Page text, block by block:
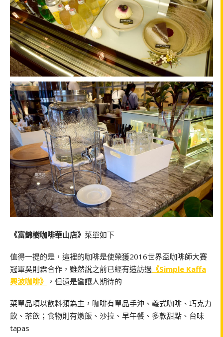
《富錦樹咖啡華山店》 菜單如下
值得一提的是，這裡的咖啡是使榮獲2016世界盃咖啡師大賽
冠軍吳則霖合作，雖然說之前已經有造訪過 《Simple Kaffa
興波咖啡》
，但還是蠻讓人期待的
菜單品項以飲料類為主，咖啡有單品手沖、義式咖啡、巧克力
飲、茶飲；食物則有燉飯、沙拉、早午餐、多款甜點、台味
tapas